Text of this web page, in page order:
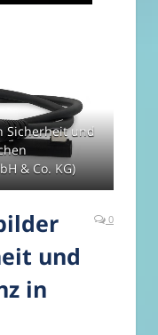
Sicherheit und
& Co. KG)
und
in
0